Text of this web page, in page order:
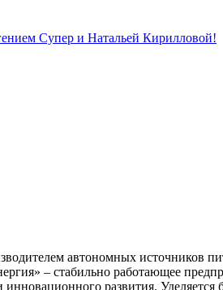
Супер и Натальей Кирилловой!
автономных источников
– стабильно работающее
развития.